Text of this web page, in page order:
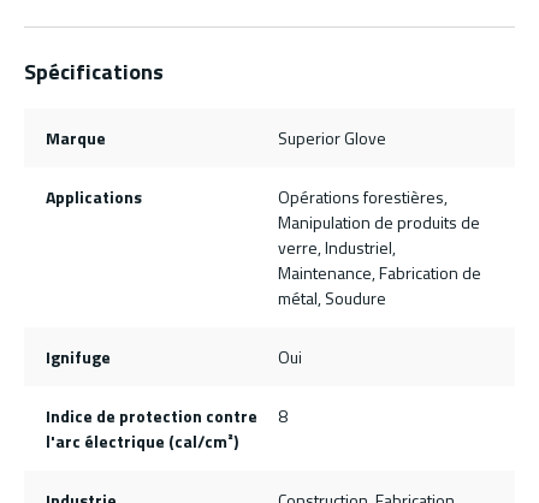
Spécifications
Marque Superior Glove
Applications
Opérations forestières,
Manipulation de produits de
verre, Industriel,
Maintenance, Fabrication de
métal, Soudure
Ignifuge Oui
Indice de protection contre
l'arc électrique (cal/cm²)
8